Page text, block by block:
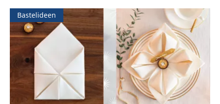
Bastelideen